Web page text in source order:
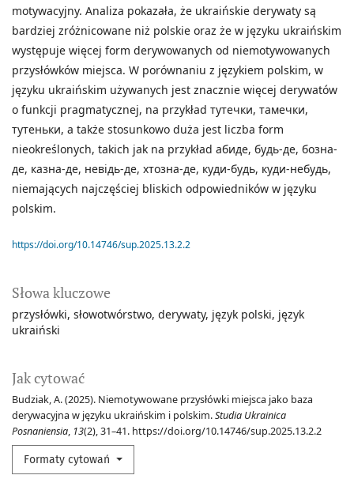
Słowa kluczowe
przysłówki słowotwórstwo derywaty język polski język
ukraiński
Jak cytować
Budziak, A. (2025). Niemotywowane przysłówki miejsca jako baza
derywacyjna w języku ukraińskim i polskim.Studia Ukrainica
Posnaniensia, 13(2), 31–41. https://doi.org/10.14746/sup.2025.13.2.2
Formaty cytowań
motywacyjny. Analiza pokazała, że ukraińskie derywaty są
bardziej zróżnicowane niż polskie oraz że w języku ukraińskim
występuje więcej form derywowanych od niemotywowanych
przysłówków miejsca. W porównaniu z językiem polskim, w
języku ukraińskim używanych jest znacznie więcej derywatów
o funkcji pragmatycznej, na przykład тутечки, тамечки,
тутеньки, a także stosunkowo duża jest liczba form
nieokreślonych, takich jak na przykład абиде, будь-де, бoзна-
де, казна-де, невідь-де, хтозна-де, куди-будь, куди-небудь,
niemających najczęściej bliskich odpowiedników w języku
polskim.
https://doi.org/10.14746/sup.2025.13.2.2